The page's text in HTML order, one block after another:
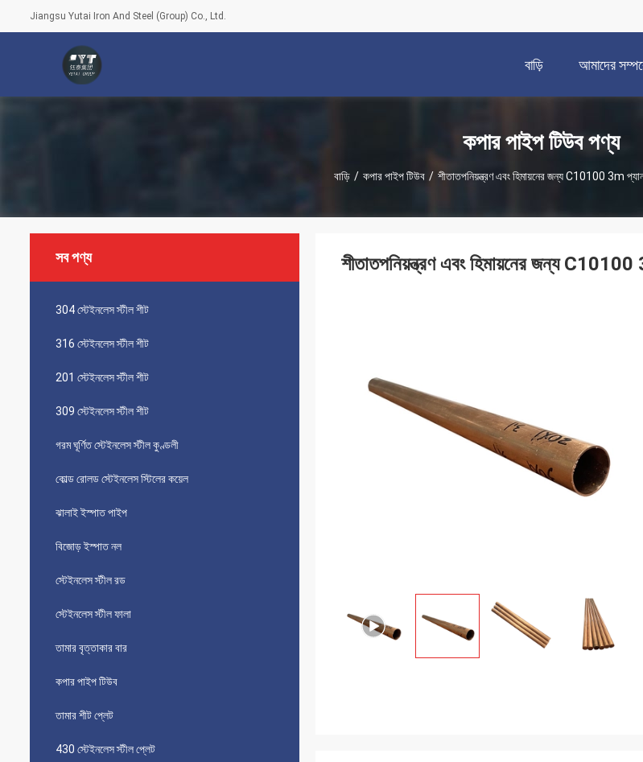
Jiangsu Yutai Iron And Steel (Group) Co., Ltd.
বাড়ি আমাদের
কপার পাইপ টিউব পণ্য
বাড়ি / কপার পাইপ টিউব / শীতাতপনিয়ন্ত্রণ এবং হিমায়নের জন্য C10100 3m
সব পণ্য
304 স্টেইনলেস স্টীল শীট
316 স্টেইনলেস স্টীল শীট
201 স্টেইনলেস স্টীল শীট
309 স্টেইনলেস স্টীল শীট
গরম ঘূর্ণিত স্টেইনলেস স্টীল কুণ্ডলী
কোল্ড রোলড স্টেইনলেস স্টিলের কয়েল
ঝালাই ইস্পাত পাইপ
বিজোড় ইস্পাত নল
স্টেইনলেস স্টীল রড
স্টেইনলেস স্টীল ফালা
তামার বৃত্তাকার বার
কপার পাইপ টিউব
তামার শীট প্লেট
430 স্টেইনলেস স্টীল প্লেট
শীতাতপনিয়ন্ত্রণ এবং হিমায়নের জন্য